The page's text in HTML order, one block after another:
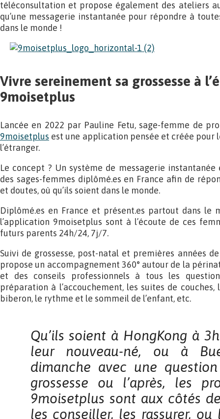
téléconsultation et propose également des ateliers
qu’une messagerie instantanée pour répondre à
dans le monde !
Vivre sereinement sa grossesse à
9moisetplus
Lancée en 2022 par Pauline Fetu, sage-femme de
9moisetplus est une application pensée et créée pour
l’étranger.
Le concept ? Un système de messagerie
des sages-femmes diplômé.es en France afin de
et doutes, où qu’ils soient dans le monde.
Diplômé.es en France et présent.es partout dans le
l’application 9moisetplus sont à l’écoute de ces
futurs parents 24h/24, 7j/7.
Suivi de grossesse, post-natal et premières années
propose un accompagnement 360° autour de la
et des conseils professionnels à tous les
préparation à l’accouchement, les suites de
biberon, le rythme et le sommeil de l’enfant, etc.
Qu’ils soient à HongKong à
leur nouveau-né, ou à
dimanche avec une
grossesse ou l’après, les
9moisetplus sont aux côtés
les conseiller, les rassurer,